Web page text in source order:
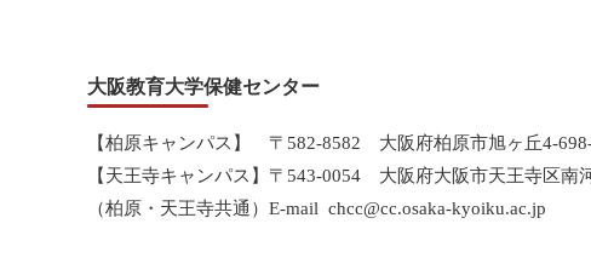
大阪教育大学保健センター
【柏原キャンパス】 〒582-8582 大阪府柏原市旭ヶ丘4-
【天王寺キャンパス】〒543-0054 大阪府大阪市天王寺区
（柏原・天王寺共通）E-mail chcc@cc.osaka-kyoiku.ac.jp